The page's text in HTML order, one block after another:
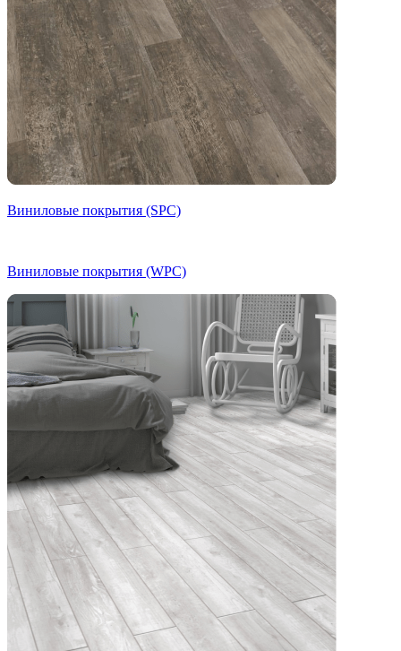
Виниловые покрытия (SPC)
Виниловые покрытия (WPC)